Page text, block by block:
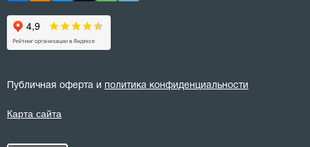
Публичная оферта и политика конфиденциальности
Карта сайта